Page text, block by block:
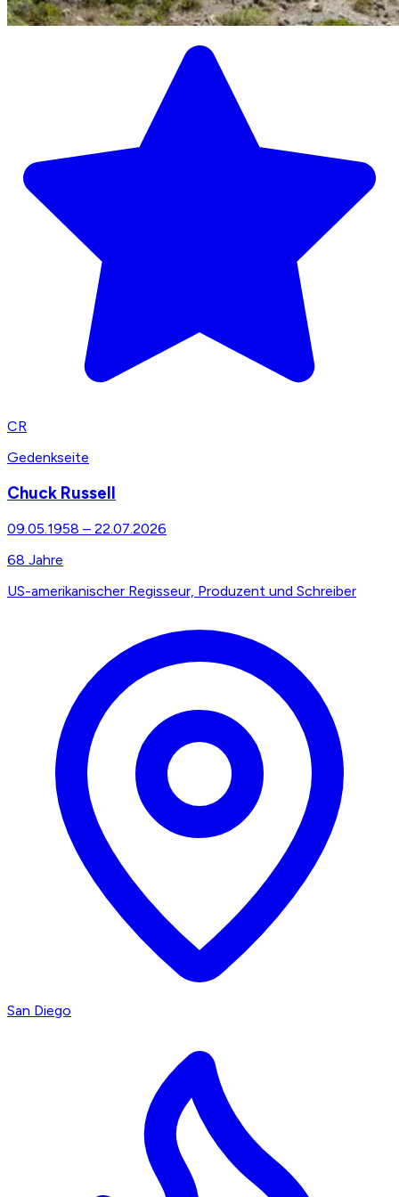
CR
Gedenkseite
Chuck Russell
09.05.1958 – 22.07.2026
68 Jahre
US-amerikanischer Regisseur, Produzent und Schreiber
San Diego